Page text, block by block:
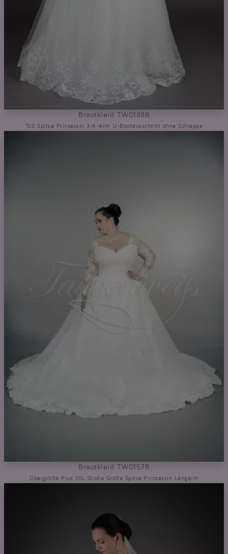
Brautkleid TW0188B
Tüll Spitze Prinzessin 3/4-Arm U-Bootausschnitt ohne Schleppe
Brautkleid TW0157B
Übergröße Plus XXL Große Größe Spitze Prinzessin Langarm